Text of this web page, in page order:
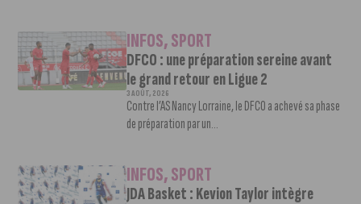
INFOS,SPORT
DFCO : une préparation sereine avant
le grand retour en Ligue 2
3 AOÛT, 2026
Contre l’AS Nancy Lorraine, le DFCO a achevé sa phase
de préparation par un...
INFOS,SPORT
JDA Basket : Kevion Taylor intègre